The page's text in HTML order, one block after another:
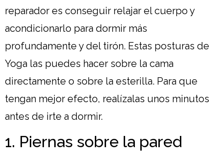
reparador es conseguir relajar el cuerpo y
acondicionarlo para dormir más
profundamente y del tirón. Estas posturas de
Yoga las puedes hacer sobre la cama
directamente o sobre la esterilla. Para que
tengan mejor efecto, realízalas unos minutos
antes de irte a dormir.
1. Piernas sobre la pared